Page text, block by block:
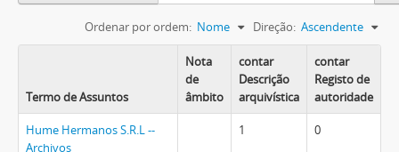
Ordenar por ordem: Nome Direção: Ascendente
Termo de Assuntos
Nota
de
âmbito
contar
Descrição
arquivística
contar
Registo de
autoridade
Hume Hermanos S.R.L --
Archivos
1 0